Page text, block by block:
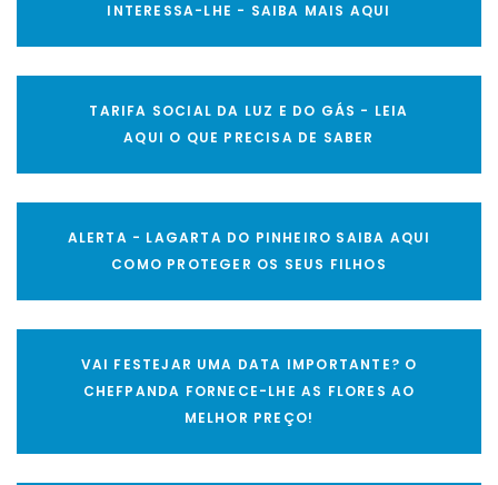
INTERESSA-LHE - SAIBA MAIS AQUI
TARIFA SOCIAL DA LUZ E DO GÁS - LEIA
AQUI O QUE PRECISA DE SABER
ALERTA - LAGARTA DO PINHEIRO SAIBA AQUI
COMO PROTEGER OS SEUS FILHOS
VAI FESTEJAR UMA DATA IMPORTANTE? O
CHEFPANDA FORNECE-LHE AS FLORES AO
MELHOR PREÇO!